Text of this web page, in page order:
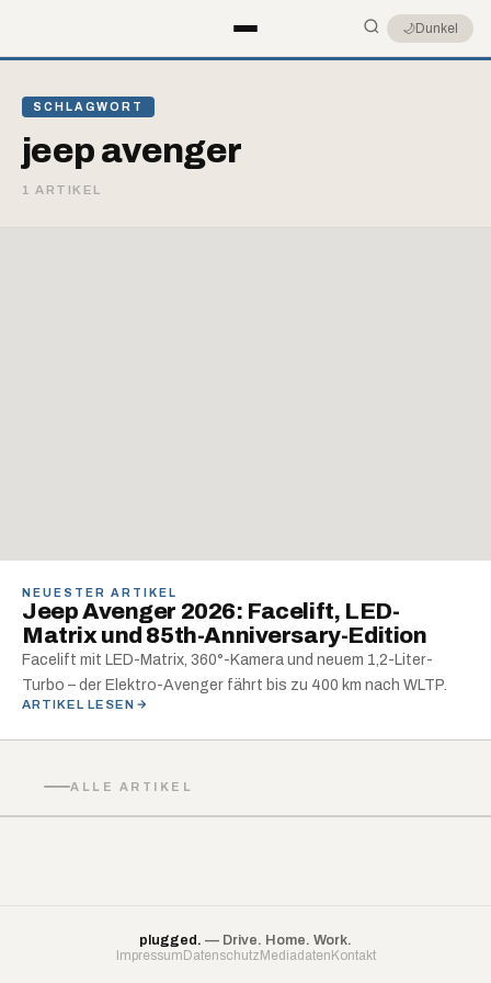
🌙Dunkel
SCHLAGWORT
jeep avenger
1 ARTIKEL
NEUESTER ARTIKEL
Jeep Avenger 2026: Facelift, LED-
Matrix und 85th-Anniversary-Edition
Facelift mit LED-Matrix, 360°-Kamera und neuem 1,2-Liter-
Turbo – der Elektro-Avenger fährt bis zu 400 km nach WLTP.
ARTIKEL LESEN
ALLE ARTIKEL
plugged. — Drive. Home. Work.
ImpressumDatenschutzMediadatenKontakt